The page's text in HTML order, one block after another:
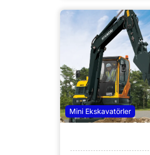
Mini Ekskavatörler